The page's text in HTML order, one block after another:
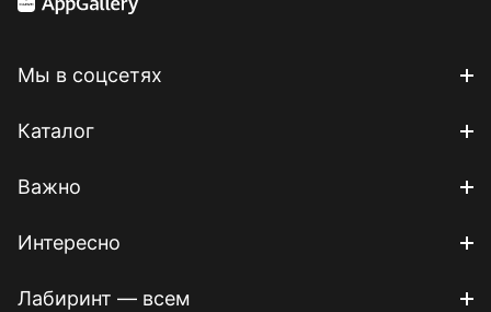
Мы в соцсетях
Каталог
Важно
Интересно
Лабиринт — всем